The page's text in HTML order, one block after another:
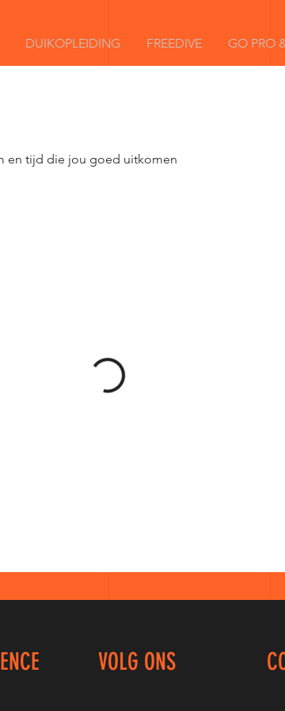
DUIKOPLEIDING FREEDIVE GO PRO
en tijd die jou goed uitkomen
VOLG ONS